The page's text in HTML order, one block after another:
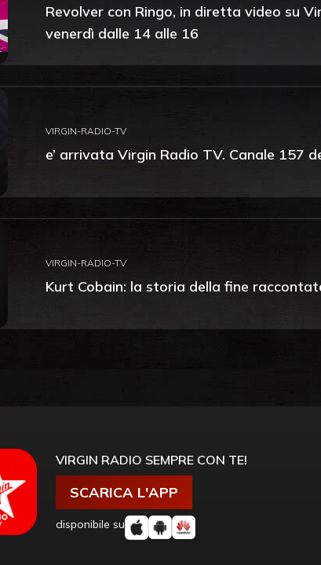
Revolver con Ringo, in diretta video su
venerdì dalle 14 alle 16
VIRGIN-RADIO-TV
e’ arrivata Virgin Radio TV. Canale 157
VIRGIN-RADIO-TV
Kurt Cobain: la storia della fine
VIRGIN RADIO SEMPRE CON TE!
SCARICA L'APP
disponibile su